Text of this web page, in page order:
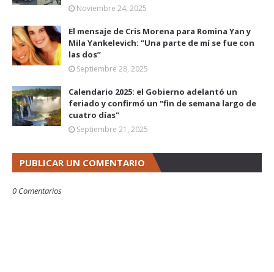
Noviembre 24, 2025
El mensaje de Cris Morena para Romina Yan y
Mila Yankelevich: “Una parte de mí se fue con
las dos”
Septiembre 28, 2025
Calendario 2025: el Gobierno adelantó un
feriado y confirmó un "fin de semana largo de
cuatro días"
Septiembre 21, 2025
PUBLICAR UN COMENTARIO
0 Comentarios